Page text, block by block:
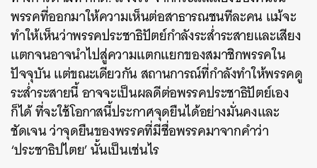
พรรคที่ออกมาให้ความเห็นต่อสาธารณชนทีละคน แม้จะ
ทำให้เห็นว่าพรรคประชาธิปัตย์กำลังระส่ำระสายและเสียง
แตกจนอาจนำไปสู่ความแตกแยกของสมาชิกพรรคใน
ปัจจุบัน แต่ขณะเดียวกัน สถานการณ์ที่กำลังทำให้พรรคดู
ระส่ำระสายนี้ อาจจะเป็นผลดีต่อพรรคประชาธิปัตย์เอง
ก็ได้ ที่จะใช้โอกาสนี้ประกาศจุดยืนได้อย่างมั่นคงและ
ชัดเจน ว่าจุดยืนของพรรคที่มีชื่อพรรคมาจากคำว่า
‘ประชาธิปไตย’ นั้นเป็นเช่นไร